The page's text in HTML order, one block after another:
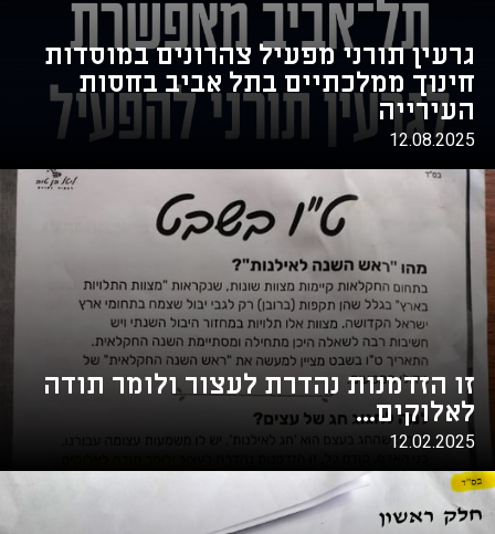
גרעין תורני מפעיל צהרונים במוסדות
חינוך ממלכתיים בתל אביב בחסות
העירייה
12.08.2025
זו הזדמנות נהדרת לעצור ולומר תודה
לאלוקים...
12.02.2025